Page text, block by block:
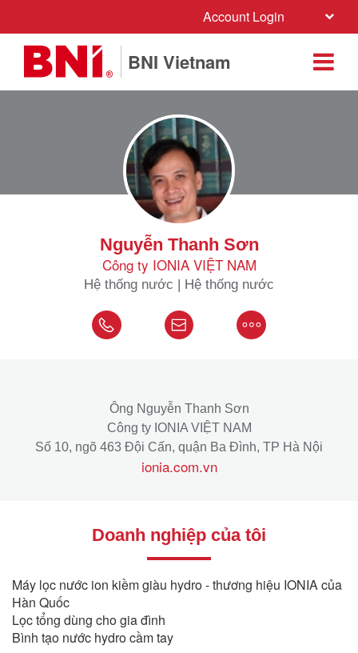
Account Login
BNI Vietnam
Nguyễn Thanh Sơn
Công ty IONIA VIỆT NAM
Hệ thống nước | Hệ thống nước
Ông Nguyễn Thanh Sơn
Công ty IONIA VIỆT NAM
Số 10, ngõ 463 Đội Cấn, quận Ba Đình, TP Hà Nội
ionia.com.vn
Doanh nghiệp của tôi
Máy lọc nước ion kiềm giàu hydro - thương hiệu IONIA của
Hàn Quốc
Lọc tổng dùng cho gia đình
Bình tạo nước hydro cầm tay